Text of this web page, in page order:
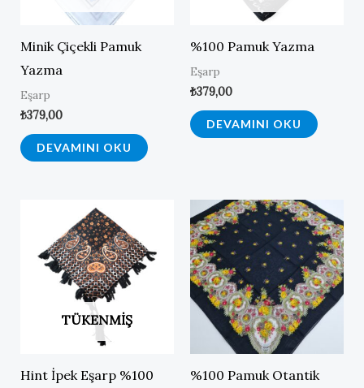
Minik Çiçekli Pamuk
Yazma
Eşarp
₺379,00
DEVAMINI OKU
%100 Pamuk Yazma
Eşarp
₺379,00
DEVAMINI OKU
TÜKENMIŞ
Hint İpek Eşarp %100
%100 Pamuk Otantik